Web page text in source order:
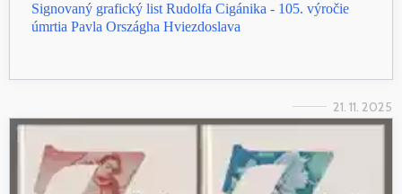
Signovaný grafický list Rudolfa Cigánika - 105. výročie
úmrtia Pavla Országha Hviezdoslava
21. 11. 2025